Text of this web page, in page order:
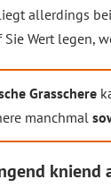
allerdings
Wert legen,
Grasschere
manchmal
kniend